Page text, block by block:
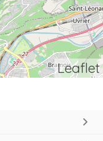
Leaflet